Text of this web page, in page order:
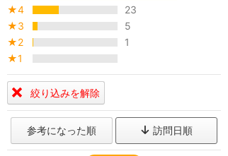
★4
23
★3
5
★2
1
★1
絞り込みを解除
参考になった順 訪問日順